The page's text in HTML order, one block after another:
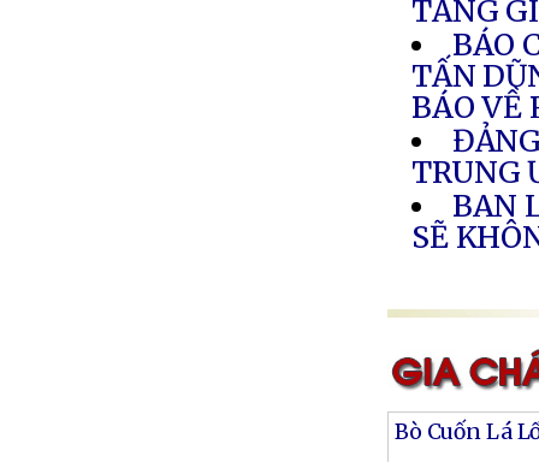
TĂNG
BÁO
TẤN
BÁO VỀ
TRUNG
BAN
SẼ
Bò Cuốn Lá